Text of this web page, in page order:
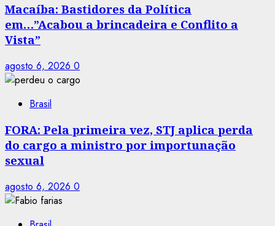
Macaíba: Bastidores da Política
em…”Acabou a brincadeira e Conflito a
Vista”
agosto 6, 2026 0
Brasil
FORA: Pela primeira vez, STJ aplica perda
do cargo a ministro por importunação
sexual
agosto 6, 2026 0